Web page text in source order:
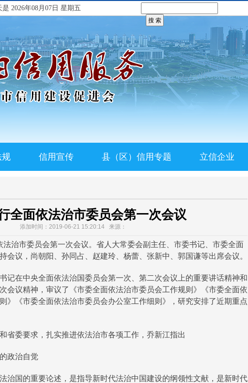
是 2026年08月07日 星期五
规 信用宣传 县（区）信用专题 立信企业
全面依法治市委员会第一次会议
添加时间：2019-06-21 15:20:14 来源：
治市委员会第一次会议。省人大常委会副主任、市委书记、市委全面
会议，尚朝阳、孙同占、赵建玲、杨蕾、张新中、郭国谦等出席会议。
在中央全面依法治国委员会第一次、第二次会议上的重要讲话精神和
会议精神，审议了《市委全面依法治市委员会工作规则》《市委全面依
》《市委全面依法治市委员会办公室工作细则》，研究安排了近期重点
委要求，扎实推进依法治市各项工作，乔新江指出
政治自觉
国的重要论述，是指导新时代法治中国建设的纲领性文献，是新时代